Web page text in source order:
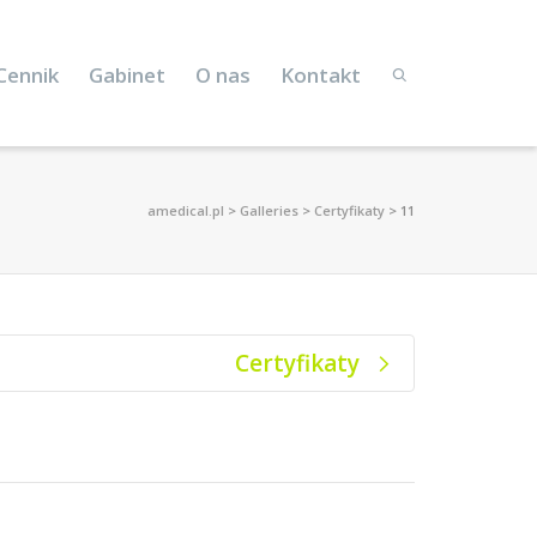
Gabinet O nas Kontakt
amedical.pl > Galleries > Certyfikaty > 11
Certyfikaty